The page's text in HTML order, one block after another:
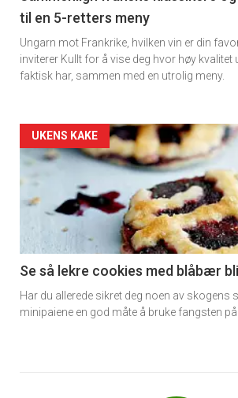
til en 5-retters meny
Ungarn mot Frankrike, hvilken vin er din
inviterer Kullt for å vise deg hvor høy kvalitet
faktisk har, sammen med en utrolig meny.
Forsiden
akkurat
nå
6
UKENS KAKE
Se så lekre cookies med blåbær
Har du allerede sikret deg noen av skogens
minipaiene en god måte å bruke fangsten på.